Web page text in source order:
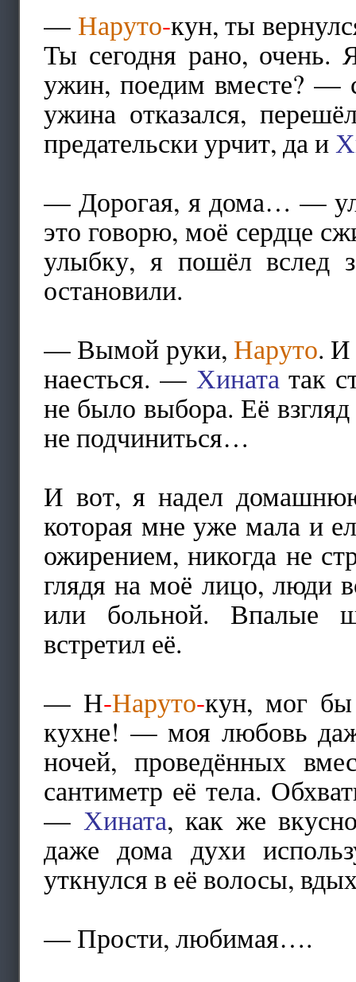
— Наруто-кун, ты
Ты сегодня рано, очень.
ужин, поедим вместе? —
ужина отказался,
предательски урчит, да и
— Дорогая, я дома… —
это говорю, моё сердце
улыбку, я пошёл вслед
остановили.
— Вымой руки, Наруто. И
наесться. — Хинататак
не было выбора. Её
не подчиниться…
И вот, я надел
которая мне уже мала и
ожирением, никогда не
глядя на моё лицо, люди
или больной. Впалые
встретил её.
— Н-Наруто-кун, мог бы
кухне! — моя любовь
ночей, проведённых
сантиметр её тела.
— Хината, как же
даже дома духи
уткнулся в её волосы,
— Прости, любимая….